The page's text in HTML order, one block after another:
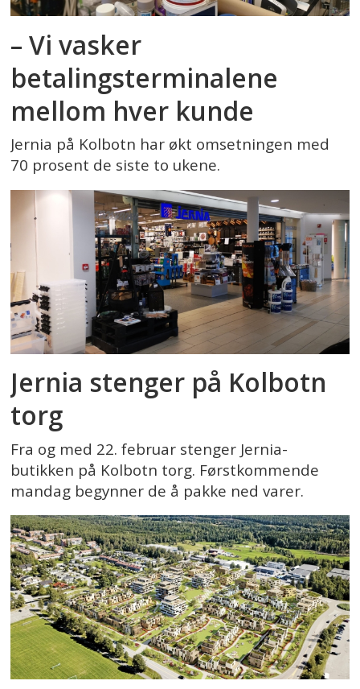
– Vi vasker
betalingsterminalene
mellom hver kunde
Jernia på Kolbotn har økt omsetningen med
70 prosent de siste to ukene.
Jernia stenger på Kolbotn
torg
Fra og med 22. februar stenger Jernia-
butikken på Kolbotn torg. Førstkommende
mandag begynner de å pakke ned varer.